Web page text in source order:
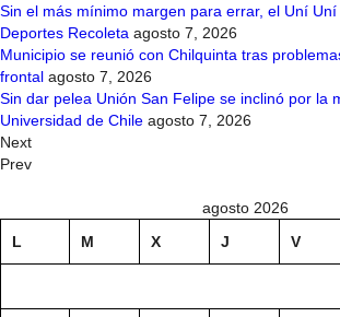
Sin el más mínimo margen para errar, el Uní
Deportes Recoleta agosto 7, 2026
Municipio se reunió con Chilquinta tras
frontal agosto 7, 2026
Sin dar pelea Unión San Felipe se inclinó por la
Universidad de Chile agosto 7, 2026
Next
Prev
agosto 2026
L
M X J V